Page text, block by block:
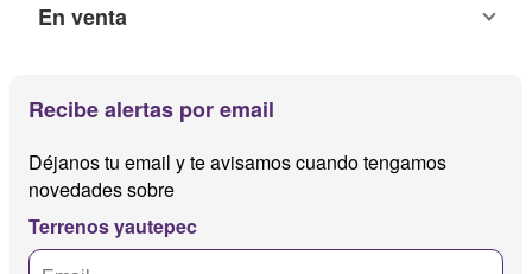
En venta
Recibe alertas por email
Déjanos tu email y te avisamos cuando tengamos
novedades sobre
Terrenos yautepec